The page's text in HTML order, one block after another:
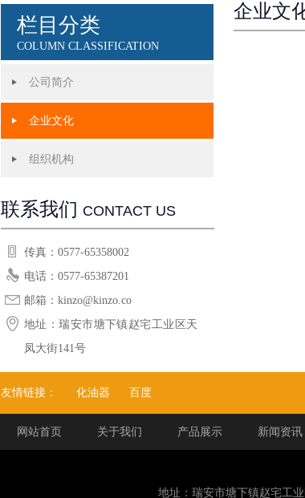
栏目分类
COLUMN CLASSIFICATION
公司简介
企业文化
组织机构
联系我们 CONTACT US
传真：0577-65358002
电话：0577-65387201
邮箱：kinzo@kinzo.co
地址：瑞安市塘下镇赵宅工业区天
凤大街141号
企业文
友情链接： 化油器 百度
网站首页 关于我们 产品展示 新闻资讯
地址：瑞安市塘下镇赵宅